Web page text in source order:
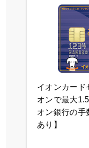
イオンカー
オンで最大
オン銀行の手
あり】